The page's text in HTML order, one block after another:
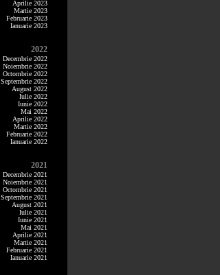
Aprilie 2023
Martie 2023
Februarie 2023
Ianuarie 2023
2022
Decembrie 2022
Noiembrie 2022
Octombrie 2022
Septembrie 2022
August 2022
Iulie 2022
Iunie 2022
Mai 2022
Aprilie 2022
Martie 2022
Februarie 2022
Ianuarie 2022
2021
Decembrie 2021
Noiembrie 2021
Octombrie 2021
Septembrie 2021
August 2021
Iulie 2021
Iunie 2021
Mai 2021
Aprilie 2021
Martie 2021
Februarie 2021
Ianuarie 2021